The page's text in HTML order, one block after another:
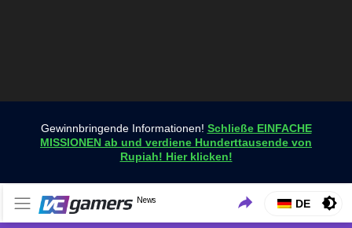
Gewinnbringende Informationen! Schließe EINFACHE
MISSIONEN ab und verdiene Hunderttausende von
Rupiah! Hier klicken!
VCGamers-Neuigkeiten
News
Holen Sie sich die neuesten Spielnachrichten nur bei
VCGamers
DE